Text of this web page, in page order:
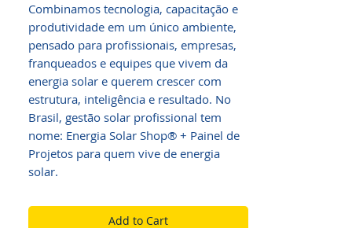
Combinamos tecnologia, capacitação e
produtividade em um único ambiente,
pensado para profissionais, empresas,
franqueados e equipes que vivem da
energia solar e querem crescer com
estrutura, inteligência e resultado. No
Brasil, gestão solar profissional tem
nome: Energia Solar Shop® + Painel de
Projetos para quem vive de energia
solar.
Add to Cart